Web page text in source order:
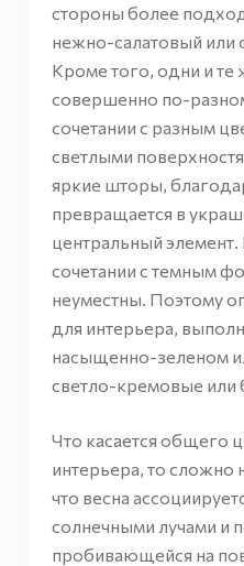
стороны более
нежно-салатовый или
Кроме того, одни и
совершенно по-
сочетании с разным
светлыми
яркие шторы,
превращается в
центральный элемент.
сочетании с темным
неуместны. Поэтому
для интерьера,
насыщенно-зеленом
светло-кремовые или
Что касается общего
интерьера, то сложно
что весна
солнечными лучами и
пробивающейся на